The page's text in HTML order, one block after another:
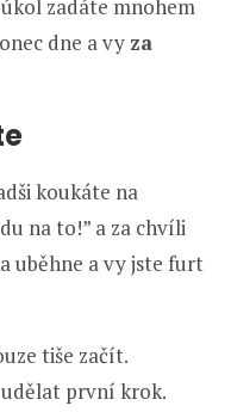
zadáte mnohem
dne a vy za
koukáte na
na to!” a za chvíli
uběhne a vy jste furt
tiše začít.
první krok.